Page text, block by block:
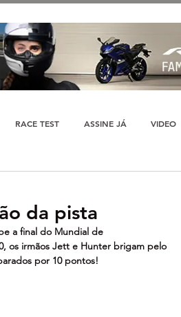
RACE TEST ASSINE JÁ VIDEO
da pista
a final do Mundial de
os irmãos Jett e Hunter brigam pelo
por 10 pontos!